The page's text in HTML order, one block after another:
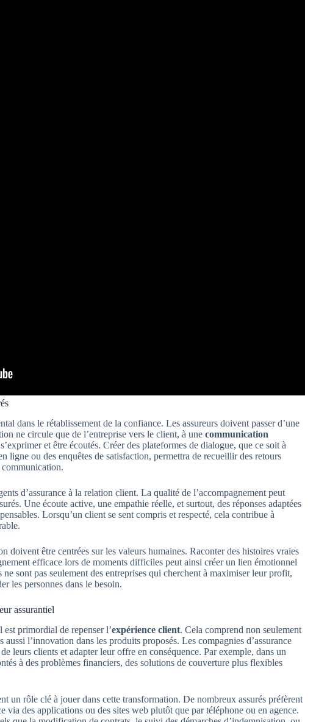
dans le rétablissement de la confiance. Les assureurs doivent passer d’une
ne circule que de l’entreprise vers le client, à une communication
et être écoutés. Créer des plateformes de dialogue, que ce soit à
ligne ou des enquêtes de satisfaction, permettra de recueillir des retours
communication.
d’assurance à la relation client. La qualité de l’accompagnement peut
Une écoute active, une empathie réelle, et surtout, des réponses adaptées
Lorsqu’un client se sent compris et respecté, cela contribue à
doivent être centrées sur les valeurs humaines. Raconter des histoires vraies
efficace lors de moments difficiles peut ainsi créer un lien émotionnel
sont pas seulement des entreprises qui cherchent à maximiser leur profit,
les personnes dans le besoin.
assurantiel
est primordial de repenser l’expérience client. Cela comprend non seulement
aussi l’innovation dans les produits proposés. Les compagnies d’assurance
leurs clients et adapter leur offre en conséquence. Par exemple, dans un
à des problèmes financiers, des solutions de couverture plus flexibles
un rôle clé à jouer dans cette transformation. De nombreux assurés préfèrent
via des applications ou des sites web plutôt que par téléphone ou en agence.